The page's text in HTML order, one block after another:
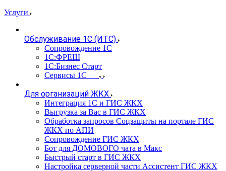
Услуги
Обслуживание 1С (ИТС)
Сопровождение 1С
1С:ФРЕШ
1С:Бизнес Старт
Сервисы 1С
Для организаций ЖКХ
Интеграция 1С и ГИС ЖКХ
Выгрузка за Вас в ГИС ЖКХ
Обработка запросов Соцзащиты на портале ГИС
ЖКХ по АПИ
Сопровождение ГИС ЖКХ
Бот для ДОМОВОГО чата в Макс
Быстрый старт в ГИС ЖКХ
Настройка серверной части Ассистент ГИС ЖКХ